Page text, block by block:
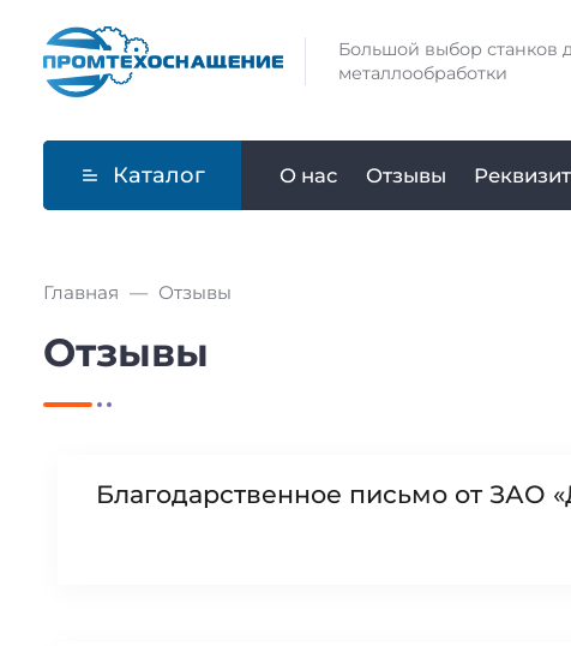
Большой выбор станков
металлообработки
Каталог О нас Отзывы
Главная Отзывы
Отзывы
Благодарственное письмо от ЗАО